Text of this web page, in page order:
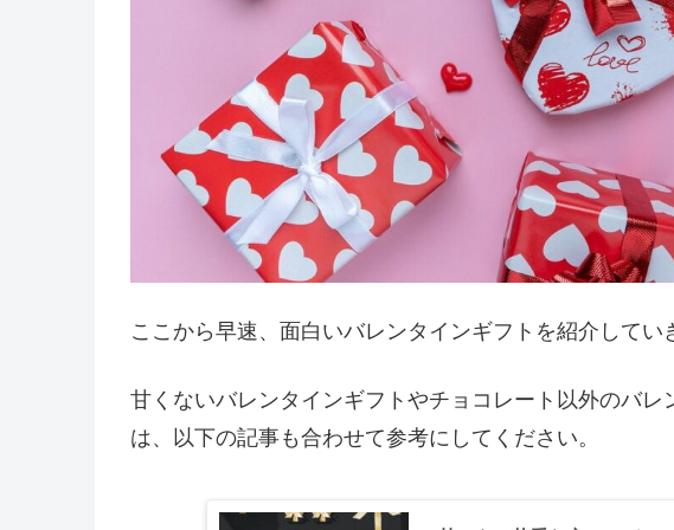
ここから早速、面白いバレンタインギフトを紹介してい
甘くないバレンタインギフトやチョコレート以外のバ
は、以下の記事も合わせて参考にしてください。